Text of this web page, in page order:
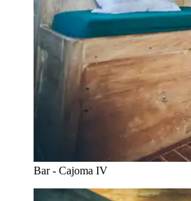
Bar - Cajoma IV